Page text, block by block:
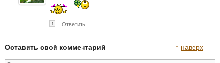
↑ Ответить
↑ наверх
Оставить свой комментарий